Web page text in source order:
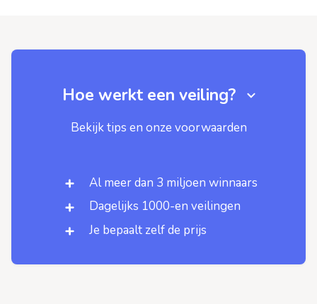
Hoe werkt een veiling?
Bekijk tips en onze voorwaarden
Al meer dan 3 miljoen winnaars
Dagelijks 1000-en veilingen
Je bepaalt zelf de prijs